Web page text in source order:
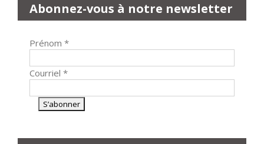
Abonnez-vous à notre newsletter
Prénom *
Courriel *